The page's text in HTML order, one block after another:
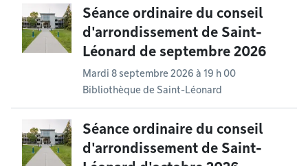
Séance ordinaire du conseil
d'arrondissement de Saint-
Léonard de septembre 2026
Mardi 8 septembre 2026 à 19 h 00
Bibliothèque de Saint-Léonard
Séance ordinaire du conseil
d'arrondissement de Saint-